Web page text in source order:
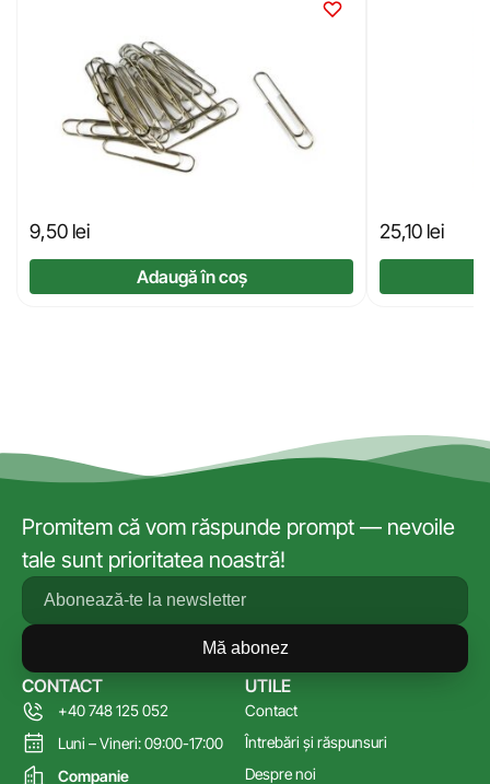
9,50 lei
Adaugă în coș
25,10 lei
Promitem că vom răspunde prompt — nevoile
tale sunt prioritatea noastră!
Mă abonez
UTILE
Contact
Întrebări și răspunsuri
Despre noi
CONTACT
+40 748 125 052
Luni – Vineri: 09:00-17:00
Companie